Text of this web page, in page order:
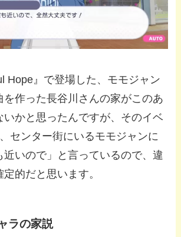
Hope』で登場した、モモジャン
を作った長谷川さんの家がこのあ
いかと思ったんですが、そのイベ
センター街にいるモモジャンに
近いので」と言っているので、違
的だと思います。
ラの家説